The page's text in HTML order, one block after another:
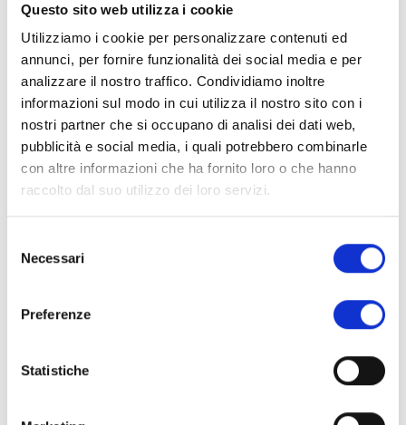
Questo sito web utilizza i cookie
Utilizziamo i cookie per personalizzare contenuti ed
annunci, per fornire funzionalità dei social media e per
analizzare il nostro traffico. Condividiamo inoltre
informazioni sul modo in cui utilizza il nostro sito con i
nostri partner che si occupano di analisi dei dati web,
pubblicità e social media, i quali potrebbero combinarle
con altre informazioni che ha fornito loro o che hanno
raccolto dal suo utilizzo dei loro servizi.
delNecessari
Preferenze
Statistiche
I suoi membri sono tra i musicisti più preparati e motivati
della scena austriaca, uniti dal desiderio di costruire ponti
tra il repertorio classico e la musica contemporanea.
La WCV si distingue per il suo approccio inclusivo e
innovativo: ha eseguito in prima assoluta oltre cento opere
di compositori austriaci contemporanei – tra cui H.K.
Gruber, Richard Dünser e Johanna Doderer – confermando
il proprio ruolo di riferimento per la musica d’oggi e
dimostrando che la contemporaneità può parlare a pubblici
di ogni età.
Alla Chiesa di San Francesco, l’orchestra porterà in scena
(1825–1899), il “re del valzer”, raramente eseguito
a Lucca. Un concerto brillante e coinvolgente, nella
ritmo e virtuosismo.
collaborato con alcuni dei più grandi interpreti del